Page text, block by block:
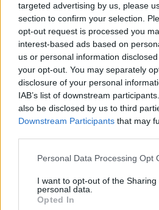
targeted advertising by us, please
section to confirm your selection.
opt-out request is processed you
interest-based ads based on
us or personal information
your opt-out. You may separately
disclosure of your personal
IAB’s list of downstream
also be disclosed by us to third
Downstream Participants that may
Please note that this website/app
not limited to your visit or usage
grant or deny consent to Google
use your data for below specified
Personal Data Processing Opt
I want to opt-out of the Sharing
personal data.
Opted In
koncertváltozatai
2026. május 14.